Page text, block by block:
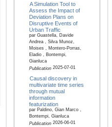
A Simulation Tool to
Assess the Impact of
Deviation Plans on
Disruptive Events of
Urban Traffic
par Guastella, Davide
Andrea , Silva Munoz,
Moises , Montero-Porras,
Eladio , Bontempi,
Gianluca
Publication2025-07-01
Causal discovery in
multivariate time series
through mutual
information
featurization
par Paldino, Gian Marco ,
Bontempi, Gianluca
Publication2026-06-01